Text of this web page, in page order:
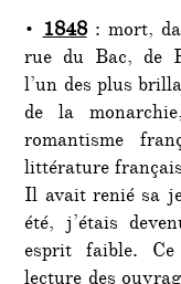
•1848 : mort,
rue du Bac, de
l’un des plus
de la
romantisme
littérature
Il avait renié sa
été, j’étais
esprit faible.